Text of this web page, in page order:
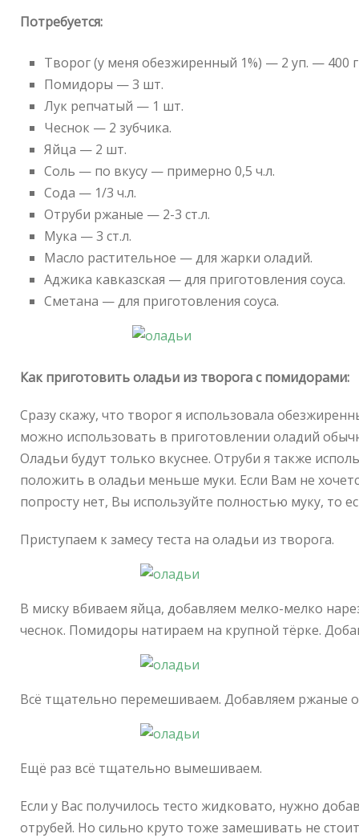
Потребуется:
Творог (у меня обезжиренный 1%) — 2 уп. — 400
Помидоры — 3 шт.
Лук репчатый — 1 шт.
Чеснок — 2 зубчика.
Яйца — 2 шт.
Соль — по вкусу — примерно 0,5 ч.л.
Сода — 1/3 ч.л.
Отруби ржаные — 2-3 ст.л.
Мука — 3 ст.л.
Масло растительное — для жарки оладий.
Аджика кавказская — для приготовления соуса.
Сметана — для приготовления соуса.
Как приготовить оладьи из творога с помидорами:
Сразу скажу, что творог я использовала
можно использовать в приготовлении оладий
Оладьи будут только вкуснее. Отруби я также
положить в оладьи меньше муки. Если Вам не
попросту нет, Вы используйте полностью муку, то
Приступаем к замесу теста на оладьи из творога.
В миску вбиваем яйца, добавляем мелко-мелко
чеснок. Помидоры натираем на крупной тёрке.
Всё тщательно перемешиваем. Добавляем ржаные
Ещё раз всё тщательно вымешиваем.
Если у Вас получилось тесто жидковато, нужно
отрубей. Но сильно круто тоже замешивать не